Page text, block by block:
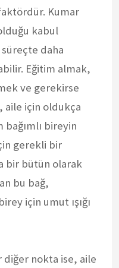
Kumar
kabul
daha
Eğitim almak,
ve gerekirse
aile için oldukça
bağımlı bireyin
gerekli bir
bir bütün olarak
bu bağ,
için umut ışığı
diğer nokta ise, aile